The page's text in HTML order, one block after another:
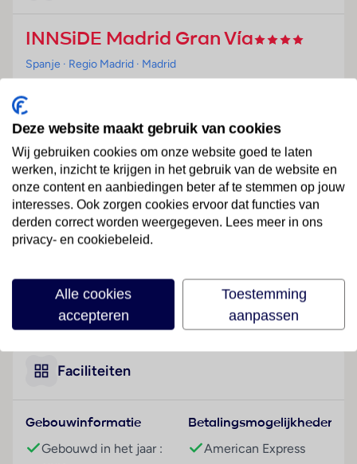
INNSiDE Madrid Gran Vía
Spanje · Regio Madrid · Madrid
Ligging
Het elegante luxe-hotel in Jugendstil-stijl ligt ideaal
tegenover de Plaza España, direct aan de levendige
Gran Via. Talrijke winkel- en
amusementsmogelijkheden, alsmede verscheidene
bezienswaardigheden zijn gemakkelijk met het
openbaar vervoer of te voet te bereiken.
alle vragen behulpzaam. Tot de faciliteiten van het
verblijf behoren een bagagedepot en een kluis. In het
hotel is Wi-Fi verkrijgbaar. De tourdesk biedt
ondersteuning bij het boeken van excursies. Het hotel
beschikt over meerdere voor gehandicapten
liften. Naast een souvenirwinkel zijn andere winkels
voorhanden. Wie met de auto komt, kan hem op het
Faciliteiten
Gebouwinformatie
Gebouwd in het jaar :
Betalingsmogelijkheden
American Express
Deze website maakt gebruik van cookies
Wij gebruiken cookies om onze website goed te laten
werken, inzicht te krijgen in het gebruik van de website en
onze content en aanbiedingen beter af te stemmen op jouw
interesses. Ook zorgen cookies ervoor dat functies van
derden correct worden weergegeven. Lees meer in ons
privacy- en cookiebeleid.
Alle cookies
accepteren
Toestemming
aanpassen